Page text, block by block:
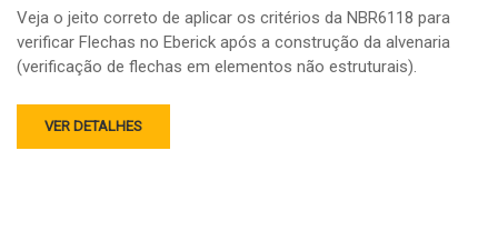
Veja o jeito correto de aplicar os critérios da NBR6118 para
verificar Flechas no Eberick após a construção da alvenaria
(verificação de flechas em elementos não estruturais).
VER DETALHES